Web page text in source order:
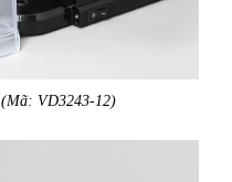
(Mã: VD3243-12)